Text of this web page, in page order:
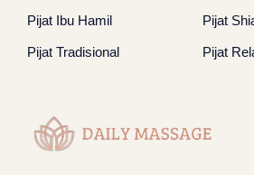
Pijat Ibu Hamil Pijat
Pijat Tradisional Pijat